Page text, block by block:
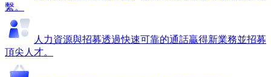
繫。
人力資源與招募透過快速可靠的通話贏得新業務並招募
頂尖人才。